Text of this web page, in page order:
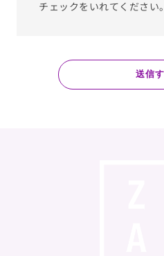
チェックをいれてください。